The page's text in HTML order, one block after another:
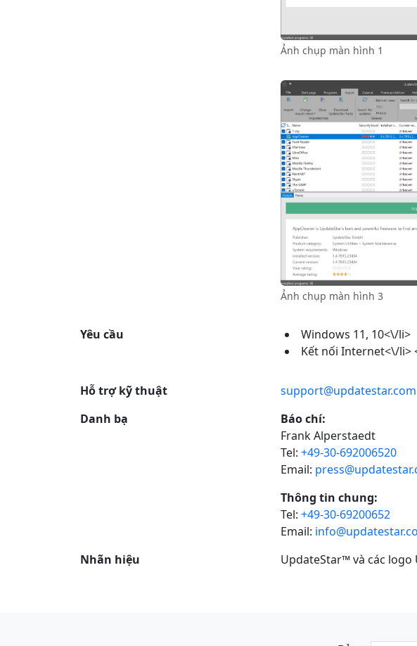
Ảnh chụp màn hình 1
Ảnh chụp màn hình 3
Yêu cầu
Windows 11, 10<\/li>
Kết nối Internet<\/li>
Hỗ trợ kỹ thuật
support@updatestar.com
Danh bạ
Báo chí:
Frank Alperstaedt
Tel: +49-30-692006520
Email:
Thông tin chung:
Tel: +49-30-69200652
Email:
Nhãn hiệu
UpdateStar™ và các